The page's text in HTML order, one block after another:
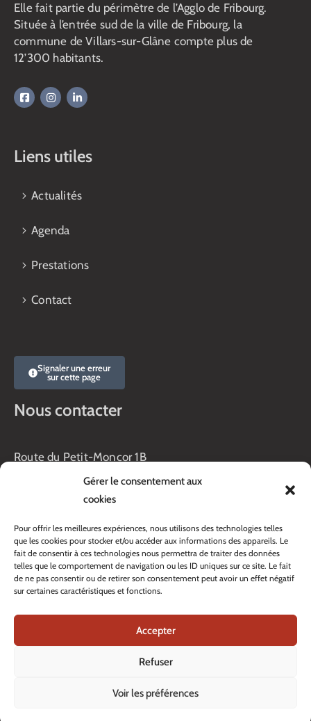
Gérer le consentement aux
cookies
Pour offrir les meilleures expériences, nous utilisons des technologies telles
que les cookies pour stocker et/ou accéder aux informations des appareils. Le
fait de consentir à ces technologies nous permettra de traiter des données
telles que le comportement de navigation ou les ID uniques sur ce site. Le fait
de ne pas consentir ou de retirer son consentement peut avoir un effet négatif
sur certaines caractéristiques et fonctions.
Accepter
Refuser
Voir les préférences
Elle fait partie du périmètre de l’Agglo de Fribourg.
Située à l’entrée sud de la ville de Fribourg, la
commune de Villars-sur-Glâne compte plus de
12’300 habitants.
Liens utiles
Actualités
Agenda
Prestations
Contact
Signaler une erreur
sur cette page
Nous contacter
Route du Petit-Moncor 1B
Case postale 176
Lundi au jeudi :
8h00 – 11h30
13h45 – 17h00
Vendredi :
8h00 – 16h00
+41 26 408 33 33
Contacter nos services